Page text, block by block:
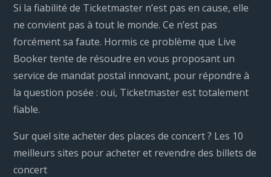
Si la fiabilité de Ticketmaster n’est pas en cause, elle
ne convient pas à tout le monde. Ce n’est pas
forcément sa faute. Hormis ce problème que Live
Booker tente de résoudre en vous proposant un
service de mandat postal innovant, pour répondre à
la question posée : oui, Ticketmaster est totalement
fiable.
Sur quel site acheter des places de concert ? Les 10
meilleurs sites pour acheter et revendre des billets de
concert